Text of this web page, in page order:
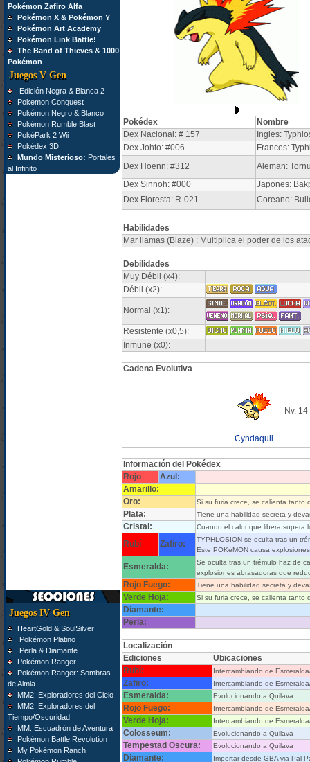
Pokémon Zafiro Alfa
Pokémon X & Pokémon Y
Pokémon Art Academy
Pokémon Link Battle!
The Band of Thieves & 1000
Pokémon
Juegos V Gen
Edición Negra & Blanca 2
Pokemon Conquest
Pokémon Negro & Blanco
Pokémon Rumble Blast
PokéPark 2 Wii
Pokédex 3D
Mundo Misterioso: Portales
al Infinito
Juegos IV Gen
HeartGold & SoulSilver
Pokémon Platino
Perla & Diamante
Pokémon Ranger
Pokémon Ranger: Sombras
de Almia
MM2: Exploradores del Cielo
MM2: Exploradores del
Tiempo/Oscuridad
MM: Escuadrón de Aventura
Pokémon Battle Revolution
My Pokémon Ranch
Pokédex
Nombre
Dex Nacional: # 157
Ingles:
Dex Johto: #006
Frances:
Dex Hoenn: #312
Aleman:
Dex Sinnoh: #000
Japones:
Dex Floresta: R-021
Coreano:
Habilidades
Mar llamas (Blaze) : Multiplica el poder de los
Debilidades
Muy Débil (x4):
Débil (x2):
Normal (x1):
Resistente (x0,5):
Inmune (x0):
Cadena Evolutiva
Cyndaquil
Nv. 14
Información del Pokédex
Rojo
Azul:
Amarillo:
Oro:
Si su furia crece, se calienta tanto
Plata: Tiene una habilidad secreta y
Cristal: Cuando el calor que libera supera
Rubí Zafiro:
TYPHLOSION se oculta tras un
Este POKéMON causa
Esmeralda:
Se oculta tras un trémulo haz de
explosiones abrasadoras que
Rojo Fuego: Tiene una habilidad secreta y
Verde Hoja: Si su furia crece, se calienta tanto
Diamante:
Perla:
Localización
Ediciones
Ubicaciones
Rubí:
Intercambiando de
Zafiro: Intercambiando de
Esmeralda: Evolucionando a Quilava
Rojo Fuego: Intercambiando de
Verde Hoja: Intercambiando de
Colosseum: Evolucionando a Quilava
Tempestad Oscura: Evolucionando a Quilava
Diamante: Importar desde GBA via Pal